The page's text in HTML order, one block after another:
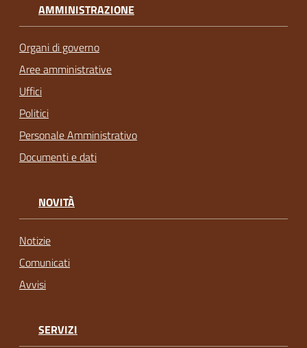
AMMINISTRAZIONE
Organi di governo
Aree amministrative
Uffici
Politici
Personale Amministrativo
Documenti e dati
NOVITÀ
Notizie
Comunicati
Avvisi
SERVIZI